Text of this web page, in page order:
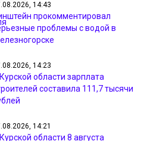
14:43
прокомментировал
проблемы с водой в
14:23
области зарплата
составила 111,7 тысячи
14:21
области 8 августа